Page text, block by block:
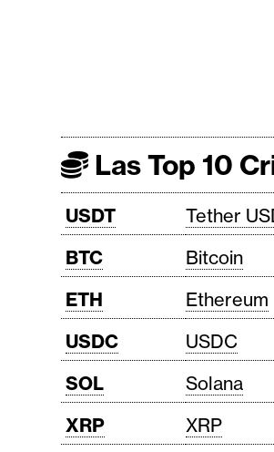
Las Top 10
USDT Tether
BTC
Bitcoin
ETH
Ethereum
USDC
USDC
SOL
Solana
XRP
XRP